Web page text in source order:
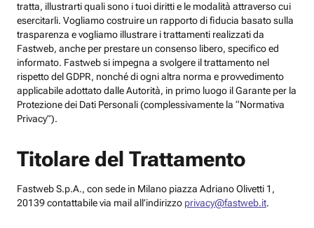
tratta, illustrarti quali sono i tuoi diritti e le modalità attraverso cui
esercitarli. Vogliamo costruire un rapporto di fiducia basato sulla
trasparenza e vogliamo illustrare i trattamenti realizzati da
Fastweb, anche per prestare un consenso libero, specifico ed
informato. Fastweb si impegna a svolgere il trattamento nel
rispetto del GDPR, nonché di ogni altra norma e provvedimento
applicabile adottato dalle Autorità, in primo luogo il Garante per la
Protezione dei Dati Personali (complessivamente la “Normativa
Privacy”).
Titolare del Trattamento
Fastweb S.p.A., con sede in Milano piazza Adriano Olivetti 1,
20139 contattabile via mail all’indirizzo privacy@fastweb.it.